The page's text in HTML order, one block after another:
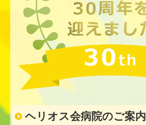
ヘリオス会病院のご案内